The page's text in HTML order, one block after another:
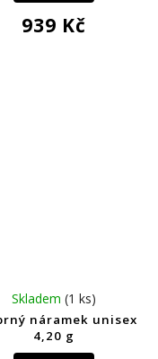
939 Kč
náramek unisex
4,20 g
Skladem(1 ks)